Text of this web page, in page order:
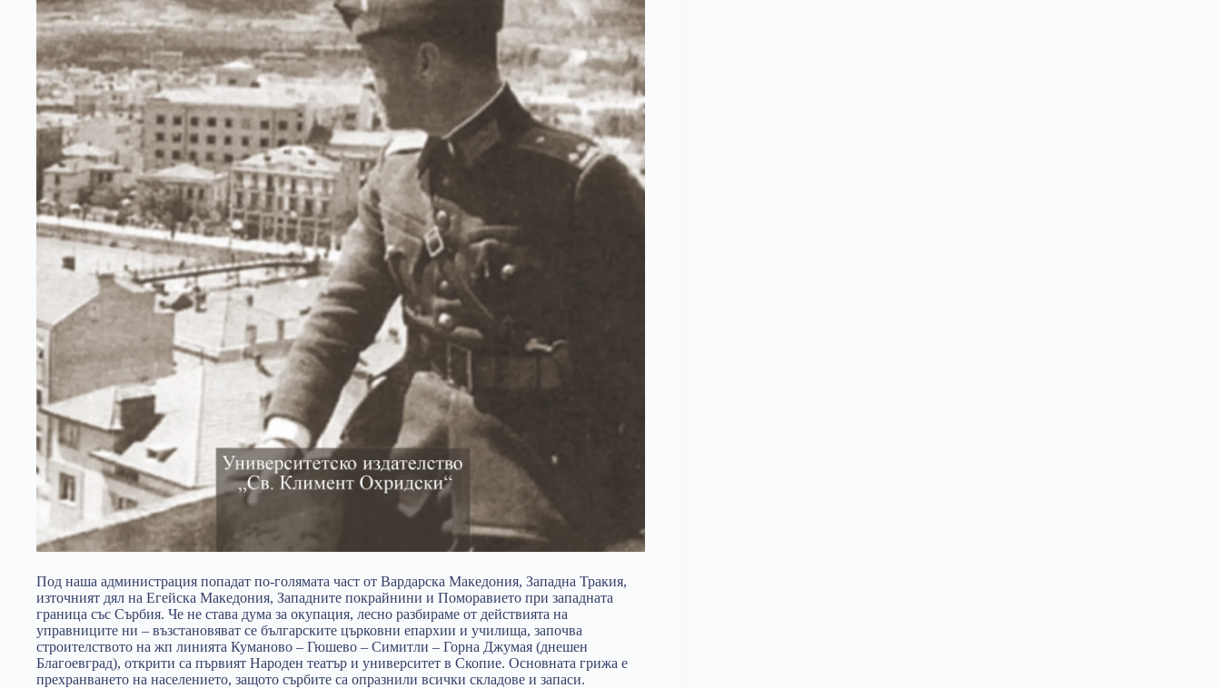
Под наша администрация попадат по-голямата част от Вардарска Македония, Западна Тракия,
източният дял на Егейска Македония, Западните покрайнини и Поморавието при западната
граница със Сърбия. Че не става дума за окупация, лесно разбираме от действията на
управниците ни – възстановяват се българските църковни епархии и училища, започва
строителството на жп линията Куманово – Гюшево – Симитли – Горна Джумая (днешен
Благоевград), открити са първият Народен театър и университет в Скопие. Основната грижа е
прехранването на населението, защото сърбите са опразнили всички складове и запаси.